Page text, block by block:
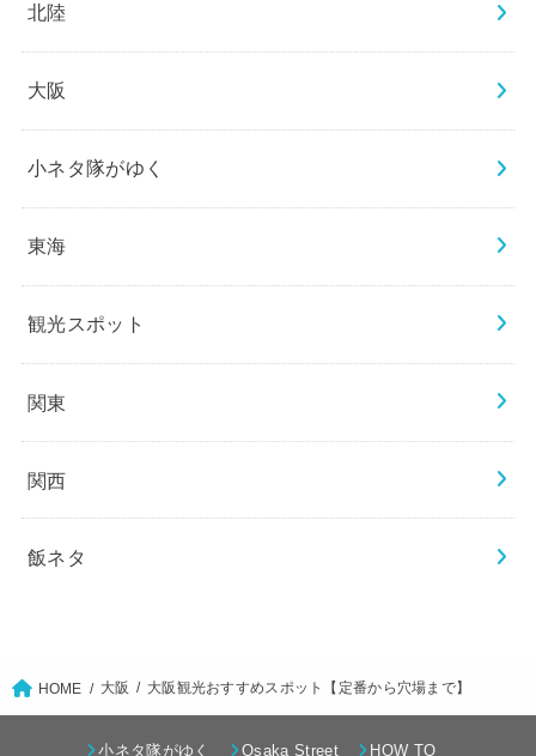
北陸
大阪
小ネタ隊がゆく
東海
観光スポット
関東
関西
飯ネタ
HOME 大阪 大阪観光おすすめスポット【定番から穴場まで】
小ネタ隊がゆく Osaka Street HOW TO